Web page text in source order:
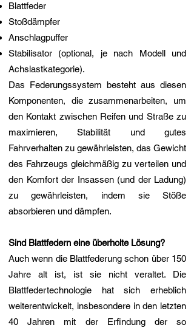
Blattfeder
Stoßdämpfer
Anschlagpuffer
Stabilisator (optional, je nach Modell und
Achslastkategorie).
Das Federungssystem besteht aus diesen
Komponenten, die zusammenarbeiten, um
den Kontakt zwischen Reifen und Straße zu
maximieren, Stabilität und gutes
Fahrverhalten zu gewährleisten, das Gewicht
des Fahrzeugs gleichmäßig zu verteilen und
den Komfort der Insassen (und der Ladung)
zu gewährleisten, indem sie Stöße
absorbieren und dämpfen.
Sind Blattfedern eine überholte Lösung?
Auch wenn die Blattfederung schon über 150
Jahre alt ist, ist sie nicht veraltet. Die
Blattfedertechnologie hat sich erheblich
weiterentwickelt, insbesondere in den letzten
40 Jahren mit der Erfindung der so